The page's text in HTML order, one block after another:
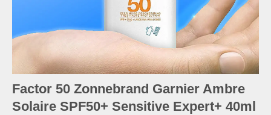
Factor 50 Zonnebrand Garnier Ambre
Solaire SPF50+ Sensitive Expert+ 40ml